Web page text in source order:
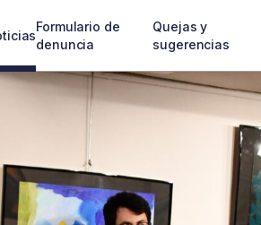
Formulario de
denuncia
Quejas y
sugerencias